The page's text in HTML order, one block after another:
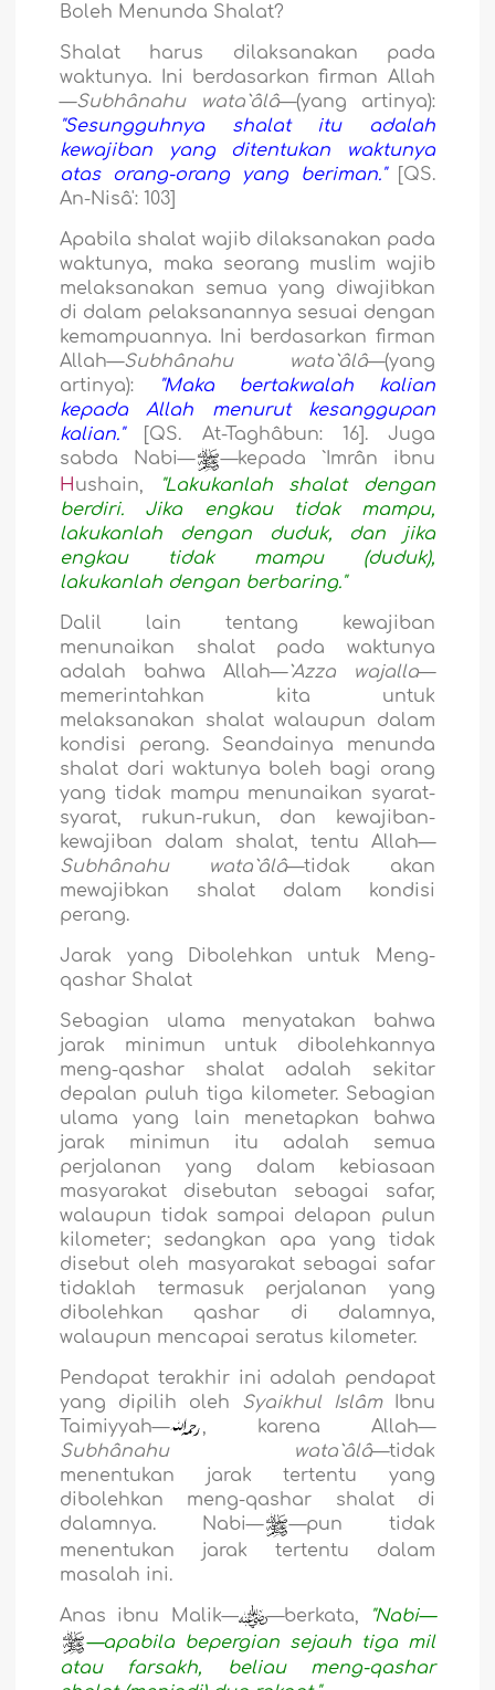
Boleh Menunda Shalat?
Shalat harus dilaksanakan pada
waktunya. Ini berdasarkan firman Allah
—Subhânahu wata`âlâ—(yang artinya):
"Sesungguhnya shalat itu adalah
kewajiban yang ditentukan waktunya
atas orang-orang yang beriman."
[QS.
An-Nisâ': 103]
Apabila shalat wajib dilaksanakan pada
waktunya, maka seorang muslim wajib
melaksanakan semua yang diwajibkan
di dalam pelaksanannya sesuai dengan
kemampuannya. Ini berdasarkan firman
Allah—Subhânahu wata`âlâ—(yang
artinya):
"Maka bertakwalah kalian
kepada Allah menurut kesanggupan
kalian."
[QS. At-Taghâbun: 16].
Juga
sabda Nabi—
—kepada `Imrân ibnu
Hushain,
"Lakukanlah shalat dengan
berdiri. Jika engkau tidak mampu,
lakukanlah dengan duduk, dan jika
engkau tidak mampu (duduk),
lakukanlah dengan berbaring."
Dalil lain tentang kewajiban
menunaikan shalat pada waktunya
adalah bahwa Allah—`Azza wajalla—
memerintahkan kita untuk
melaksanakan shalat walaupun dalam
kondisi perang. Seandainya menunda
shalat dari waktunya boleh bagi orang
yang tidak mampu menunaikan syarat-
syarat, rukun-rukun, dan kewajiban-
kewajiban dalam shalat, tentu Allah—
Subhânahu wata`âlâ—tidak akan
mewajibkan shalat dalam kondisi
perang.
Jarak yang Dibolehkan untuk Meng-
qashar Shalat
Sebagian ulama menyatakan bahwa
jarak minimun untuk dibolehkannya
meng-qashar shalat adalah sekitar
depalan puluh tiga kilometer. Sebagian
ulama yang lain menetapkan bahwa
jarak minimun itu adalah semua
perjalanan yang dalam kebiasaan
masyarakat disebutan sebagai safar,
walaupun tidak sampai delapan pulun
kilometer; sedangkan apa yang tidak
disebut oleh masyarakat sebagai safar
tidaklah termasuk perjalanan yang
dibolehkan qashar di dalamnya,
walaupun mencapai seratus kilometer.
Pendapat terakhir ini adalah pendapat
yang dipilih oleh Syaikhul IslâmIbnu
Taimiyyah—
, karena Allah—
Subhânahu wata`âlâ—tidak
menentukan jarak tertentu yang
dibolehkan meng-qashar shalat di
dalamnya. Nabi—
—pun tidak
menentukan jarak tertentu dalam
masalah ini.
Anas ibnu Malik— —berkata,
"Nabi—
—apabila bepergian sejauh tiga mil
atau farsakh, beliau meng-qashar